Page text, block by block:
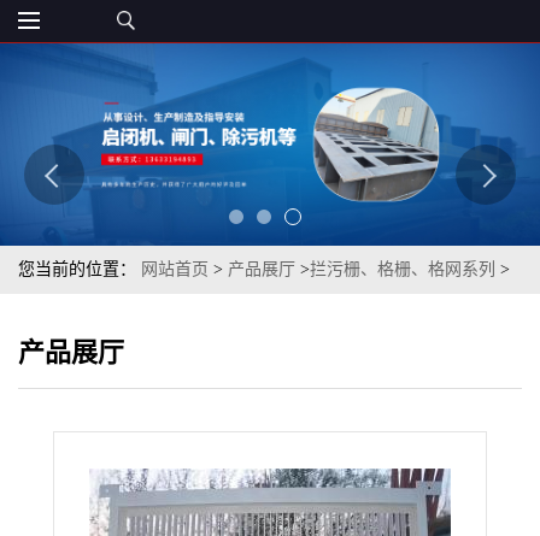
您当前的位置： 网站首页 > 产品展厅 >拦污栅、格栅、格网系列 >
产品展厅